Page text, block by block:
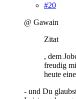
#20
@ Gawain
Zitat
, dem
freudig
heute
- und Du